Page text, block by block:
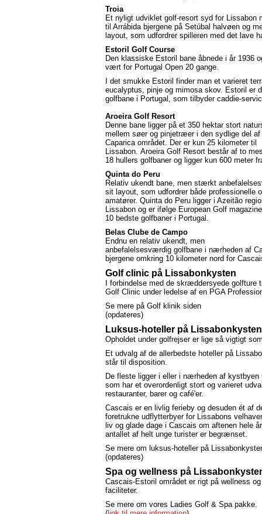
Troia
Et nyligt udviklet golf-resort syd for Lissabon
til Arrábida bjergene på Setúbal halvøen og
layout, som udfordrer spilleren med det lave
Estoril Golf Course
Den klassiske Estoril bane åbnede i år 1936
vært for Portugal Open 20 gange.
I det smukke Estoril finder man et varieret
eucalyptus, pinje og mimosa skov. Estoril er
golfbane i Portugal, som tilbyder caddie-
Aroeira Golf Resort
Denne bane ligger på et 350 hektar stort
mellem søer og pinjetræer i den sydlige del af
Caparica området. Der er kun 25 kilometer til
Lissabon. Aroeira Golf Resort består af to
18 hullers golfbaner og ligger kun 600 meter
Quinta do Peru
Relativ ukendt bane, men stærkt
sit layout, som udfordrer både professionelle
amatører. Quinta do Peru ligger i Azeitão
Lissabon og er ifølge European Golf
10 bedste golfbaner i Portugal.
Belas Clube de Campo
Endnu en relativ ukendt, men
anbefalelsesværdig golfbane i nærheden af
bjergene omkring 10 kilometer nord for
Golf clinic på Lissabonkysten
I forbindelse med de skræddersyede golfture
Golf Clinic under ledelse af en PGA
Se mere på Golf klinik siden
(opdateres)
Luksus-hoteller på Lissabonkysten
Opholdet under golfrejser er lige så vigtigt
Et udvalg af de allerbedste hoteller på
står til disposition.
De fleste ligger i eller i nærheden af kystbyen
som har et overordenligt stort og varieret
restauranter, barer og café'er.
Cascais er en livlig ferieby og desuden ét af
foretrukne udflytterbyer for Lissabons
liv og glade dage i Cascais om aftenen hele
antallet af helt unge turister er begrænset.
Se mere om luksus-hoteller på
(opdateres)
Spa og wellness på
Cascais-Estoril området er rigt på wellness
faciliteter.
Se mere om vores Ladies Golf & Spa pakke.